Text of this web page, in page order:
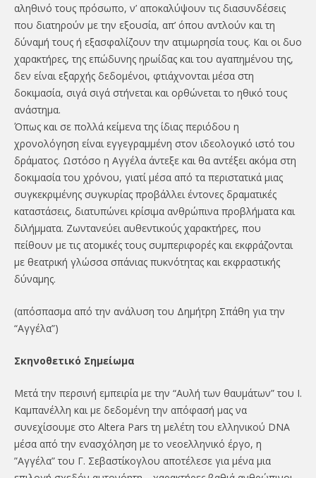
αληθινό τους πρόσωπο, ν’ αποκαλύψουν τις διασυνδέσεις
που διατηρούν με την εξουσία, απ’ όπου αντλούν και τη
δύναμή τους ή εξασφαλίζουν την ατιμωρησία τους. Και οι δυο
χαρακτήρες, της επώδυνης ηρωίδας και του αγαπημένου της,
δεν είναι εξαρχής δεδομένοι, φτιάχνονται μέσα στη
δοκιμασία, σιγά σιγά στήνεται και ορθώνεται το ηθικό τους
ανάστημα.
Όπως και σε πολλά κείμενα της ίδιας περιόδου η
χρονολόγηση είναι εγγεγραμμένη στον ιδεολογικό ιστό του
δράματος. Ωστόσο η Αγγέλα άντεξε και θα αντέξει ακόμα στη
δοκιμασία του χρόνου, γιατί μέσα από τα περιστατικά μιας
συγκεκριμένης συγκυρίας προβάλλει έντονες δραματικές
καταστάσεις, διατυπώνει κρίσιμα ανθρώπινα προβλήματα και
διλήμματα. Ζωντανεύει αυθεντικούς χαρακτήρες, που
πείθουν με τις ατομικές τους συμπεριφορές και εκφράζονται
με θεατρική γλώσσα σπάνιας πυκνότητας και εκφραστικής
δύναμης.
(απόσπασμα από την ανάλυση του Δημήτρη Σπάθη για την
“Αγγέλα”)
Σκηνοθετικό Σημείωμα
Μετά την περσινή εμπειρία με την “Αυλή των θαυμάτων” του Ι.
Καμπανέλλη και με δεδομένη την απόφασή μας να
συνεχίσουμε στο Altera Pars τη μελέτη του ελληνικού DNA
μέσα από την ενασχόληση με το νεοελληνικό έργο, η
”Αγγέλα” του Γ. Σεβαστίκογλου αποτέλεσε για μένα μια